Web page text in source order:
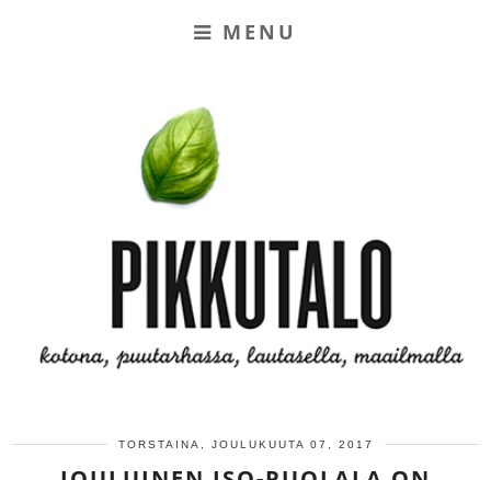
MENU
TORSTAINA, JOULUKUUTA 07, 2017